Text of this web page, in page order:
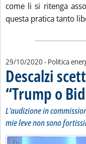
come li si ritenga
questa pratica tanto
29/10/2020 - Politica
Descalzi
“Trump o
L'audizione in
mie leve non sono